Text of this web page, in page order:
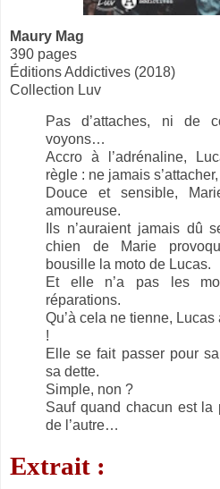
Maury Mag
390 pages
Éditions Addictives (2018)
Collection Luv
Pas d’attaches, ni de
voyons…
Accro à l’adrénaline,
règle : ne jamais
Douce et sensible,
amoureuse.
Ils n’auraient jamais dû
chien de Marie
bousille la moto de Lucas.
Et elle n’a pas les
réparations.
Qu’à cela ne tienne,
!
Elle se fait passer pour
sa dette.
Simple, non ?
Sauf quand chacun est la
de l’autre…
Extrait :